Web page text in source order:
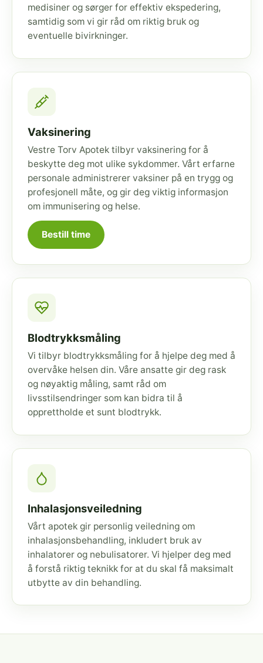
medisiner og sørger for effektiv ekspedering,
samtidig som vi gir råd om riktig bruk og
eventuelle bivirkninger.
Vaksinering
Vestre Torv Apotek tilbyr vaksinering for å
beskytte deg mot ulike sykdommer. Vårt erfarne
personale administrerer vaksiner på en trygg og
profesjonell måte, og gir deg viktig informasjon
om immunisering og helse.
Bestill time
Blodtrykksmåling
Vi tilbyr blodtrykksmåling for å hjelpe deg med å
overvåke helsen din. Våre ansatte gir deg rask
og nøyaktig måling, samt råd om
livsstilsendringer som kan bidra til å
opprettholde et sunt blodtrykk.
Inhalasjonsveiledning
Vårt apotek gir personlig veiledning om
inhalasjonsbehandling, inkludert bruk av
inhalatorer og nebulisatorer. Vi hjelper deg med
å forstå riktig teknikk for at du skal få maksimalt
utbytte av din behandling.